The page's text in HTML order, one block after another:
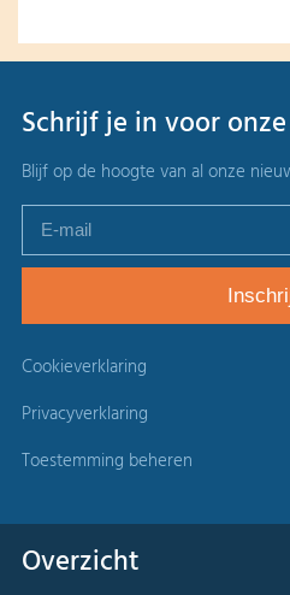
Schrijf je in voor
Blijf op de hoogte van al onze
Cookieverklaring
Privacyverklaring
Toestemming beheren
Overzicht